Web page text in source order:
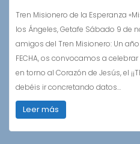
Tren Misionero de la Esperanza
los Ángeles, Getafe Sábado 9 de
amigos del Tren Misionero: Un
FECHA, os convocamos a
en torno al Corazón de Jesús, el
debéis ir concretando datos…
Leer más